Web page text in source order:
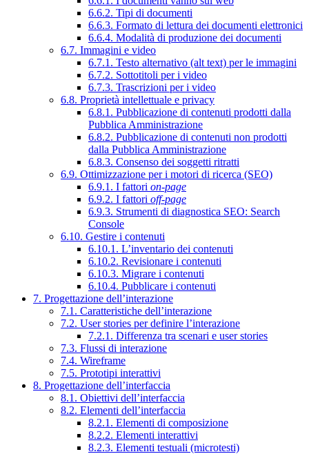
6.6.2. Tipi di documenti
6.6.3. Formato di lettura dei documenti elettronici
6.6.4. Modalità di produzione dei documenti
6.7. Immagini e video
6.7.1. Testo alternativo (alt text) per le immagini
6.7.2. Sottotitoli per i video
6.7.3. Trascrizioni per i video
6.8. Proprietà intellettuale e privacy
6.8.1. Pubblicazione di contenuti prodotti dalla
Pubblica Amministrazione
6.8.2. Pubblicazione di contenuti non prodotti
dalla Pubblica Amministrazione
6.8.3. Consenso dei soggetti ritratti
6.9. Ottimizzazione per i motori di ricerca (SEO)
6.9.1. I fattori on-page
6.9.2. I fattori off-page
6.9.3. Strumenti di diagnostica SEO: Search
Console
6.10. Gestire i contenuti
6.10.1. L’inventario dei contenuti
6.10.2. Revisionare i contenuti
6.10.3. Migrare i contenuti
6.10.4. Pubblicare i contenuti
7. Progettazione dell’interazione
7.1. Caratteristiche dell’interazione
7.2. User stories per definire l’interazione
7.2.1. Differenza tra scenari e user stories
7.3. Flussi di interazione
7.4. Wireframe
7.5. Prototipi interattivi
8. Progettazione dell’interfaccia
8.1. Obiettivi dell’interfaccia
8.2. Elementi dell’interfaccia
8.2.1. Elementi di composizione
8.2.2. Elementi interattivi
8.2.3. Elementi testuali (microtesti)